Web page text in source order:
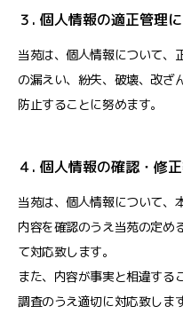
３. 個人情報の適正管理
当苑は、個人情報について、
の漏えい、紛失、破壊、改ざ
防止することに努めます。
４. 個人情報の確認・修
当苑は、個人情報について、
内容を確認のうえ当苑の定め
て対応致します。
また、内容が事実と相違する
調査のうえ適切に対応致します